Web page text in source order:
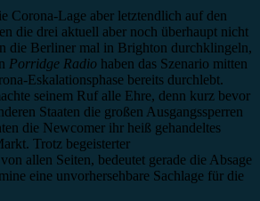
Corona-Lage aber letztendlich auf den
die drei aktuell aber noch überhaupt nicht
die Berliner mal in Brighton durchklingeln,
Porridge Radio haben das Szenario mitten
Eskalationsphase bereits durchlebt.
seinem Ruf alle Ehre, denn kurz bevor
Staaten die großen Ausgangssperren
die Newcomer ihr heiß gehandeltes
Trotz begeisterter
allen Seiten, bedeutet gerade die Absage
eine unvorhersehbare Sachlage für die